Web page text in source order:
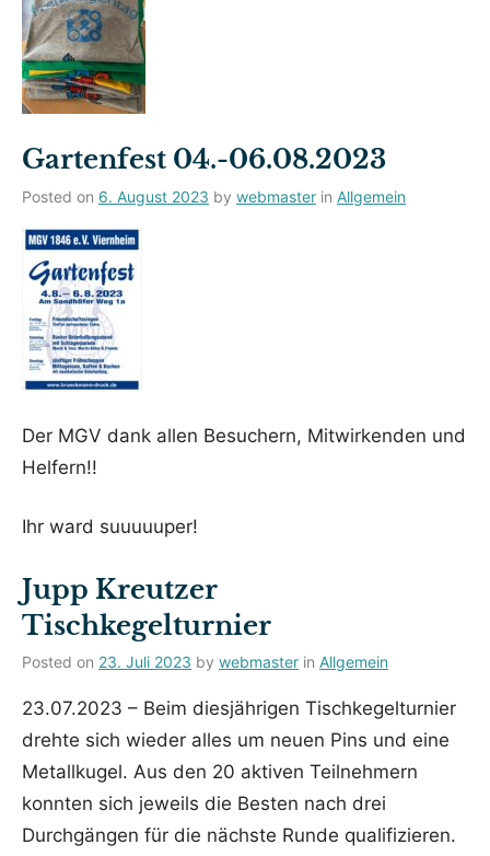
Gartenfest 04.-06.08.2023
Posted on 6. August 2023 by webmaster in Allgemein
Der MGV dank allen Besuchern, Mitwirkenden und
Helfern!!
Ihr ward suuuuuper!
Jupp Kreutzer
Tischkegelturnier
Posted on 23. Juli 2023 by webmaster in Allgemein
23.07.2023 – Beim diesjährigen Tischkegelturnier
drehte sich wieder alles um neuen Pins und eine
Metallkugel. Aus den 20 aktiven Teilnehmern
konnten sich jeweils die Besten nach drei
Durchgängen für die nächste Runde qualifizieren.